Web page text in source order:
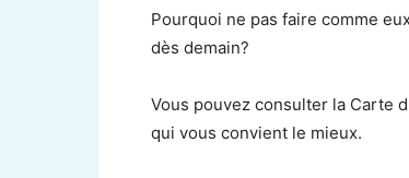
Pourquoi ne pas faire comme
dès demain?
Vous pouvez consulter la Carte
qui vous convient le mieux.